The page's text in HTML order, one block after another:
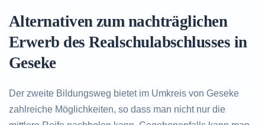
Alternativen zum nachträglichen
Erwerb des Realschulabschlusses in
Geseke
Der zweite Bildungsweg bietet im Umkreis von Geseke
zahlreiche Möglichkeiten, so dass man nicht nur die